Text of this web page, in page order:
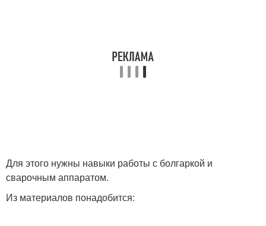
Для этого нужны навыки работы с болгаркой и
сварочным аппаратом.
Из материалов понадобится: